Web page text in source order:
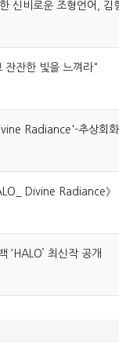
잔잔한 빛을 느껴라"
Divine Radiance》
‘HALO’ 최신작 공개